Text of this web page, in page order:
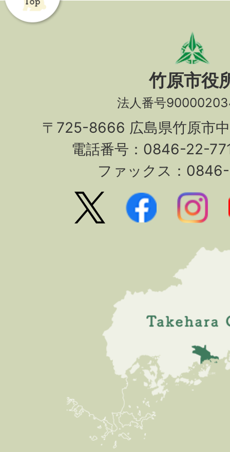
竹原市役
法人番号
〒725-8666 広島県竹原市
電話番号：0846-22-
ファックス：